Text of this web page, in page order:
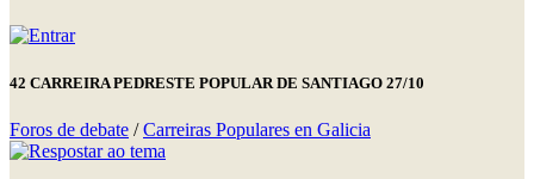
42 CARREIRA PEDRESTE POPULAR DE SANTIAGO 27/10
Foros de debate /Carreiras Populares en Galicia